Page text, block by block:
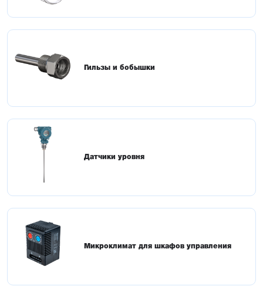
Гильзы и бобышки
Датчики уровня
Микроклимат для шкафов управления